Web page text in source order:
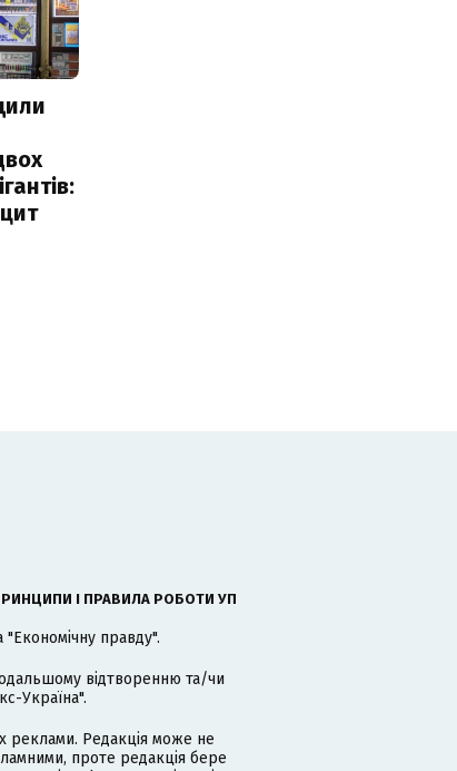
І ПРАВИЛА РОБОТИ УП
правду".
відтворенню та/чи
Україна".
реклами. Редакція може не
проте редакція бере